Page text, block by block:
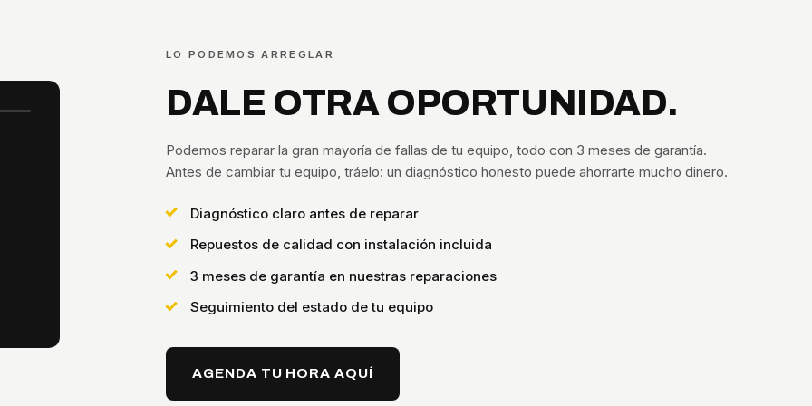
LO PODEMOS ARREGLAR
DALE OTRA OPORTUNIDAD.
Podemos reparar la gran mayoría de fallas de tu equipo, todo con 3 meses de garantía.
Antes de cambiar tu equipo, tráelo: un diagnóstico honesto puede ahorrarte mucho dinero.
Diagnóstico claro antes de reparar
Repuestos de calidad con instalación incluida
3 meses de garantía en nuestras reparaciones
Seguimiento del estado de tu equipo
AGENDA TU HORA AQUÍ